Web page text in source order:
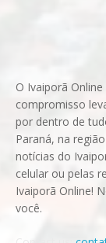
O Ivaiporã
compromisso
por dentro de
Paraná, na
notícias do
celular ou pelas
Ivaiporã Online!
você.